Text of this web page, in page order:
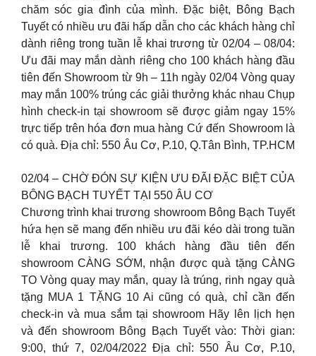
chăm sóc gia đình của mình. Đặc biệt, Bông Bạch
Tuyết có nhiều ưu đãi hấp dẫn cho các khách hàng chỉ
dành riêng trong tuần lễ khai trương từ 02/04 – 08/04:
Ưu đãi may mắn dành riêng cho 100 khách hàng đầu
tiên đến Showroom từ 9h – 11h ngày 02/04 Vòng quay
may mắn 100% trúng các giải thưởng khác nhau Chụp
hình check-in tại showroom sẽ được giảm ngay 15%
trực tiếp trên hóa đơn mua hàng Cứ đến Showroom là
có quà. Địa chỉ: 550 Âu Cơ, P.10, Q.Tân Bình, TP.HCM
02/04 – CHỜ ĐÓN SỰ KIỆN ƯU ĐÃI ĐẶC BIỆT CỦA
BÔNG BẠCH TUYẾT TẠI 550 ÂU CƠ
Chương trình khai trương showroom Bông Bạch Tuyết
hứa hẹn sẽ mang đến nhiều ưu đãi kéo dài trong tuần
lễ khai trương. 100 khách hàng đầu tiên đến
showroom CÀNG SỚM, nhận được quà tặng CÀNG
TO Vòng quay may mắn, quay là trúng, rinh ngay quà
tặng MUA 1 TẶNG 10 Ai cũng có quà, chỉ cần đến
check-in và mua sắm tại showroom Hãy lên lịch hẹn
và đến showroom Bông Bạch Tuyết vào: Thời gian:
9:00, thứ 7, 02/04/2022 Địa chỉ: 550 Âu Cơ, P.10,